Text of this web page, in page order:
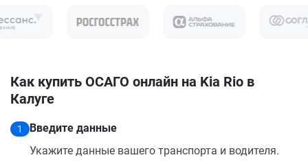
Как купить ОСАГО онлайн на Kia Rio в
Калуге
1
Введите данные
Укажите данные вашего транспорта и водителя.